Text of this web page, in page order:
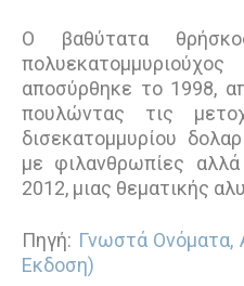
Ο βαθύτατα
αποσύρθηκε το 1998,
πουλώντας τις
δισεκατομμυρίου
µε φιλανθρωπίες
2012, μιας θεματικής
Πηγή: Γνωστά Ονόματα,
Εκδοση)